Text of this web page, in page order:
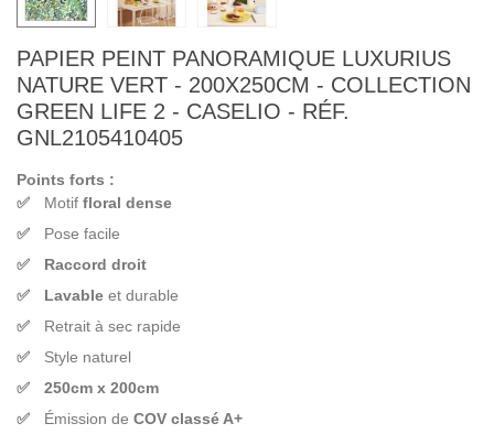
PAPIER PEINT PANORAMIQUE LUXURIUS
NATURE VERT - 200X250CM - COLLECTION
GREEN LIFE 2 - CASELIO - RÉF.
GNL2105410405
Points forts :
Motif floral dense
Pose facile
Raccord droit
Lavable et durable
Retrait à sec rapide
Style naturel
250cm x 200cm
Émission de COV classé A+